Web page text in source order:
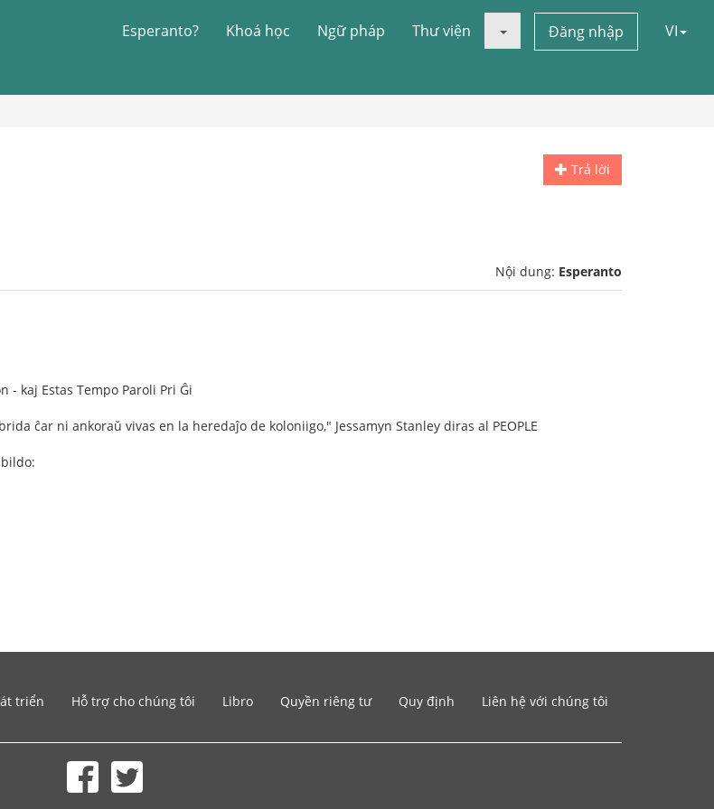
Esperanto? Khoá học Ngữ pháp Thư viện Đăng nhập VI
Trả lời
Nội dung: Esperanto
- kaj Estas Tempo Paroli Pri Ĝi
ĉar ni ankoraŭ vivas en la heredaĵo de koloniigo," Jessamyn Stanley diras al PEOPLE
triển Hỗ trợ cho chúng tôi Libro Quyền riêng tư Quy định Liên hệ với chúng tôi